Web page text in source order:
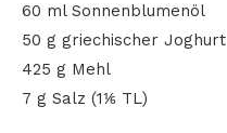
60 ml Sonnenblumenöl
50 g griechischer Joghurt
425 g Mehl
7 g Salz (1⅙ TL)